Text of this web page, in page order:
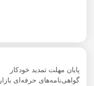
پایان مهلت تمدید خودکار
گواهی‌نامه‌های حرفه‌ای بازار